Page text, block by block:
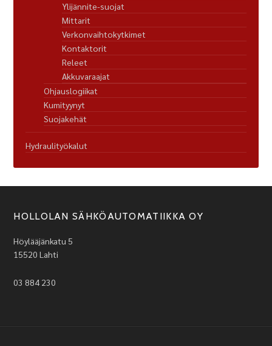
Ylijännite-suojat
Mittarit
Verkonvaihtokytkimet
Kontaktorit
Releet
Akkuvaraajat
Ohjauslogiikat
Kumityynyt
Suojakehät
Hydraulityökalut
HOLLOLAN SÄHKÖAUTOMATIIKKA OY
Höylääjänkatu 5
15520 Lahti
03 884 230